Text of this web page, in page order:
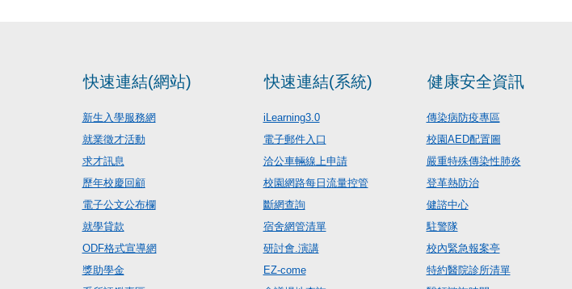
快速連結(網站)
新生入學服務網
就業徵才活動
求才訊息
歷年校慶回顧
電子公文公布欄
就學貸款
ODF格式宣導網
獎助學金
快速連結(系統)
iLearning3.0
電子郵件入口
洽公車輛線上申請
校園網路每日流量控管
斷網查詢
宿舍網管清單
研討會.演講
EZ-come
健康安全資訊
傳染病防疫專區
校園AED配置圖
嚴重特殊傳染性肺炎
登革熱防治
健諮中心
駐警隊
校內緊急報案亭
特約醫院診所清單